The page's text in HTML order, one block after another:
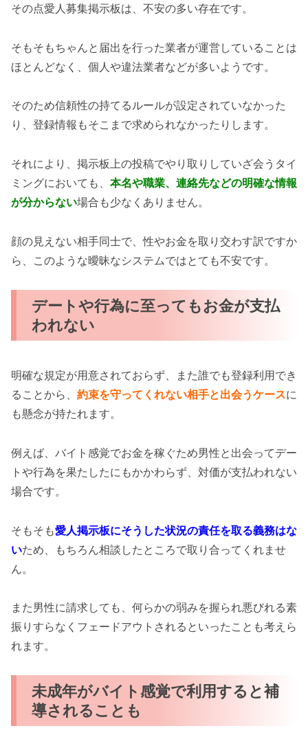
その点愛人募集掲示板は、不安の多い存在です。
そもそもちゃんと届出を行った業者が運営していることは
ほとんどなく、個人や違法業者などが多いようです。
そのため信頼性の持てるルールが設定されていなかった
り、登録情報もそこまで求められなかったりします。
それにより、掲示板上の投稿でやり取りしていざ会うタイ
ミングにおいても、 本名や職業、連絡先などの明確な情報
が分からない場合も少なくありません。
顔の見えない相手同士で、性やお金を取り交わす訳ですか
ら、このような曖昧なシステムではとても不安です。
デートや行為に至ってもお金が支払
われない
明確な規定が用意されておらず、また誰でも登録利用でき
ることから、 約束を守ってくれない相手と出会うケースに
も懸念が持たれます。
例えば、バイト感覚でお金を稼ぐため男性と出会ってデー
トや行為を果たしたにもかかわらず、対価が支払われない
場合です。
そもそも愛人掲示板にそうした状況の責任を取る義務はな
いため、もちろん相談したところで取り合ってくれませ
ん。
また男性に請求しても、何らかの弱みを握られ悪びれる素
振りすらなくフェードアウトされるといったことも考えら
れます。
未成年がバイト感覚で利用すると補
導されることも